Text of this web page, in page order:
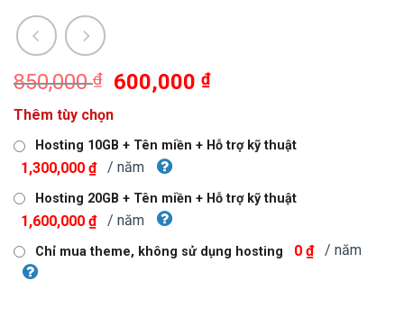
850,000₫
Giá
là:
850,000 ₫.
600,000₫Giá
là:
Thêm tùy chọn
Hosting 10GB + Tên miền + Hỗ trợ kỹ thuật
1,300,000 ₫ / năm
Hosting 20GB + Tên miền + Hỗ trợ kỹ thuật
1,600,000 ₫ / năm
Chỉ mua theme, không sử dụng hosting 0 ₫ / năm